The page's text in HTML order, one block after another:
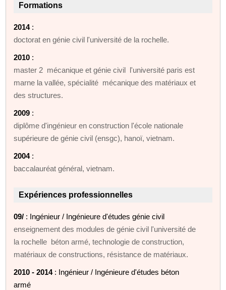
Formations
2014:
doctorat en génie civil l'université de la rochelle.
2010 :
master 2 mécanique et génie civil l'université paris est
marne la vallée, spécialité mécanique des matériaux et
des structures.
2009 :
diplôme d'ingénieur en construction l'école nationale
supérieure de génie civil (ensgc), hanoï, vietnam.
2004:
baccalauréat général, vietnam.
Expériences professionnelles
09/ : Ingénieur / Ingénieure d'études génie civil
enseignement des modules de génie civil l'université de
la rochelle béton armé, technologie de construction,
matériaux de constructions, résistance de matériaux.
2010 - 2014: Ingénieur / Ingénieure d'études béton
armé